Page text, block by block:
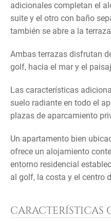
adicionales completan el
suite y el otro con baño
también se abre a la
Ambas terrazas disfrutan
golf, hacia el mar y el
Las características
suelo radiante en todo el
plazas de aparcamiento
Un apartamento bien
ofrece un alojamiento
entorno residencial
al golf, la costa y el centro
CARACTERÍSTICAS